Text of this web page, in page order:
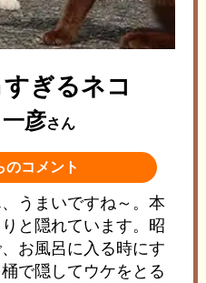
ぎるネコ
彦さん
のコメント
うまいですね～。本
と隠れています。昭
お風呂に入る時にす
で隠してウケをとる